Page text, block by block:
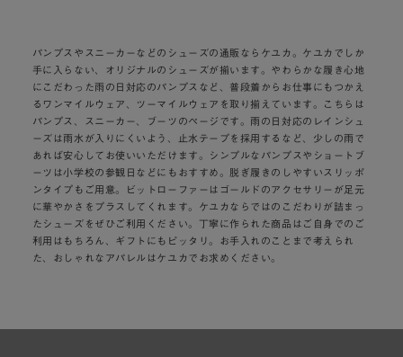
パンプスやスニーカーなどのシューズの通販ならケユカ。ケユカでしか
手に入らない、オリジナルのシューズが揃います。やわらかな履き心地
にこだわった雨の日対応のパンプスなど、普段着からお仕事にもつかえ
るワンマイルウェア、ツーマイルウェアを取り揃えています。こちらは
パンプス、スニーカー、ブーツのページです。雨の日対応のレインシュ
ーズは雨水が入りにくいよう、止水テープを採用するなど、少しの雨で
あれば安心してお使いいただけます。シンプルなパンプスやショートブ
ーツは小学校の参観日などにもおすすめ。脱ぎ履きのしやすいスリッポ
ンタイプもご用意。ビットローファーはゴールドのアクセサリーが足元
に華やかさをプラスしてくれます。ケユカならではのこだわりが詰まっ
たシューズをぜひご利用ください。丁寧に作られた商品はご自身でのご
利用はもちろん、ギフトにもピッタリ。お手入れのことまで考えられ
た、おしゃれなアパレルはケユカでお求めください。